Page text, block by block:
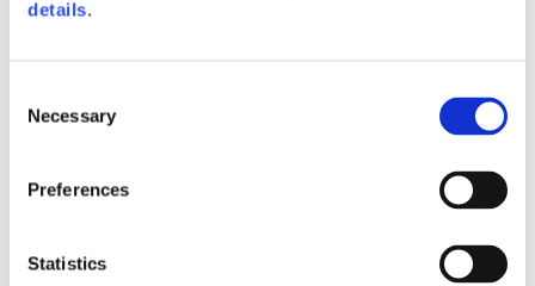
details.
Selection
Necessary
Preferences
Statistics